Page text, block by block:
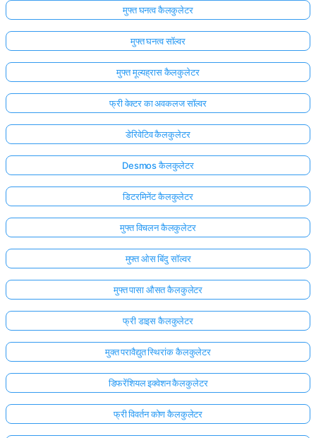
मुफ्त घनत्व कैलकुलेटर
मुफ्त घनत्व सॉल्वर
मुफ्त मूल्यह्रास कैलकुलेटर
फ्री वेक्टर का अवकलज सॉल्वर
डेरिवेटिव कैलकुलेटर
Desmos कैलकुलेटर
डिटरमिनेंट कैलकुलेटर
मुफ्त विचलन कैलकुलेटर
मुफ्त ओस बिंदु सॉल्वर
मुफ्त पासा औसत कैलकुलेटर
फ्री डाइस कैलकुलेटर
मुक्त परावैद्युत स्थिरांक कैलकुलेटर
डिफरेंशियल इक्वेशन कैलकुलेटर
फ्री विवर्तन कोण कैलकुलेटर